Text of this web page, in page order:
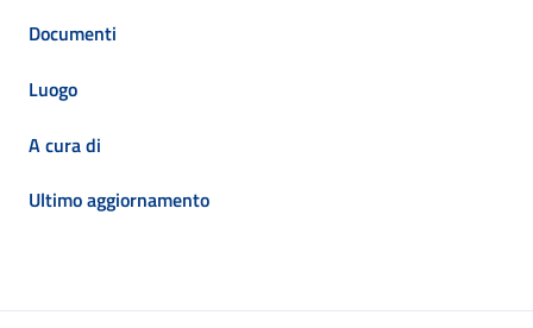
Documenti
Luogo
A cura di
Ultimo aggiornamento